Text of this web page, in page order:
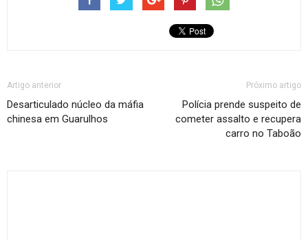
Artigo anterior
Desarticulado núcleo da máfia
chinesa em Guarulhos
Próximo artigo
Polícia prende suspeito de
cometer assalto e recupera
carro no Taboão